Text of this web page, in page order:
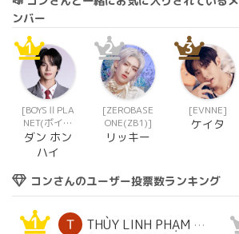
ンバー
1
[BOYSⅡPLA
NET(ボイプ
ラ2)]
ダン ホン
ハイ
2
[ZEROBASE
ONE(ZB1)]
リッキー
3
[EVNNE]
ケイタ
コンさんのユーザー投票数ランキング
1 THÙY LINH PHẠM THỊ